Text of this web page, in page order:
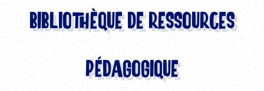
Bibliothèque de ressources
pédagogique